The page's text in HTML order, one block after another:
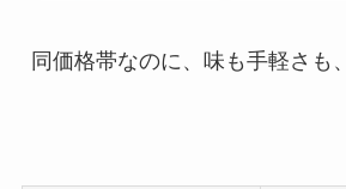
同価格帯なのに、味も手軽さも